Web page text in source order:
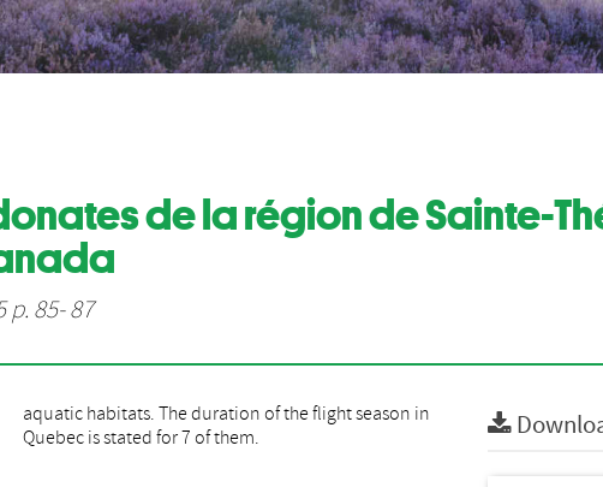
de la région de Sainte-
p. 85- 87
Quebec is stated for 7 of them.